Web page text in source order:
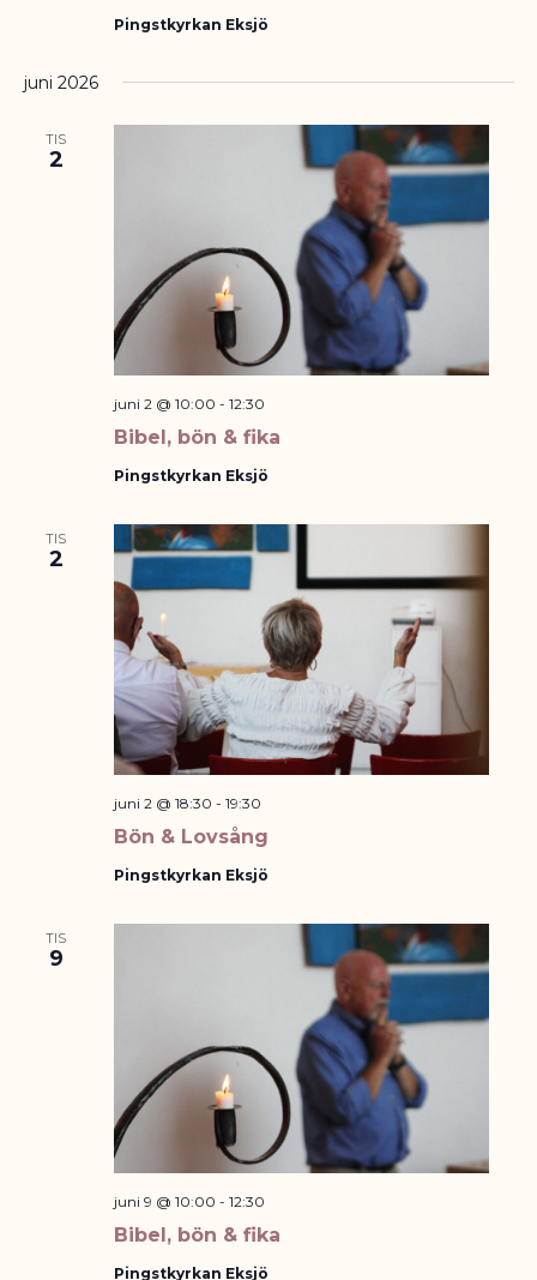
Pingstkyrkan Eksjö
juni 2026
TIS
2
Bibel, bön & fika
juni 2 @ 10:00 - 12:30
Pingstkyrkan Eksjö
TIS
2
Bön & Lovsång
juni 2 @ 18:30 - 19:30
Pingstkyrkan Eksjö
TIS
9
Bibel, bön & fika
juni 9 @ 10:00 - 12:30
Pingstkyrkan Eksjö